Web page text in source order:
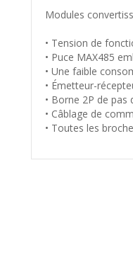
Modules
• Tension de
• Puce MAX485
• Une faible
• Émetteur-
• Borne 2P de pas
• Câblage de
• Toutes les